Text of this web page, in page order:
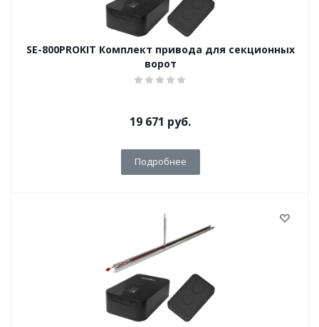
SE-800PROKIT Комплект привода для секционных
ворот
19 671 руб.
Подробнее